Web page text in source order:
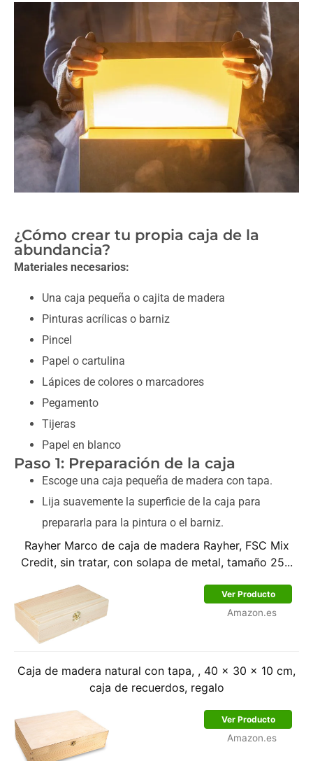
¿Cómo crear tu propia caja de la
abundancia?
Materiales necesarios:
Una caja pequeña o cajita de madera
Pinturas acrílicas o barniz
Pincel
Papel o cartulina
Lápices de colores o marcadores
Pegamento
Tijeras
Papel en blanco
Paso 1: Preparación de la caja
Escoge una caja pequeña de madera con tapa.
Lija suavemente la superficie de la caja para
prepararla para la pintura o el barniz.
Rayher Marco de caja de madera Rayher, FSC Mix
Credit, sin tratar, con solapa de metal, tamaño 25...
Ver Producto
Amazon.es
Caja de madera natural con tapa, , 40 x 30 x 10 cm,
caja de recuerdos, regalo
Ver Producto
Amazon.es